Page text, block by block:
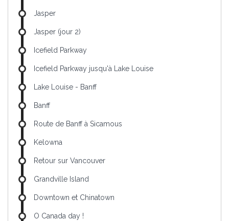
Jasper
Jasper (jour 2)
Icefield Parkway
Icefield Parkway jusqu'à Lake Louise
Lake Louise - Banff
Banff
Route de Banff à Sicamous
Kelowna
Retour sur Vancouver
Grandville Island
Downtown et Chinatown
O Canada day !